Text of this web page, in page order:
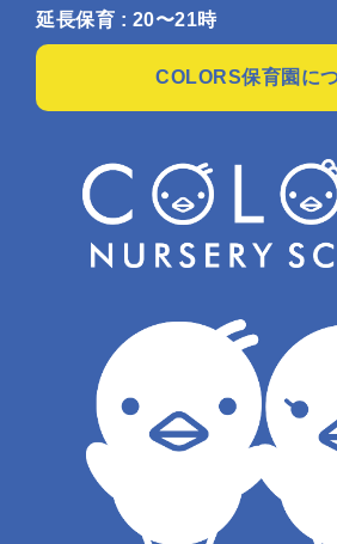
延長保育 : 20〜21時
COLORS保育園に